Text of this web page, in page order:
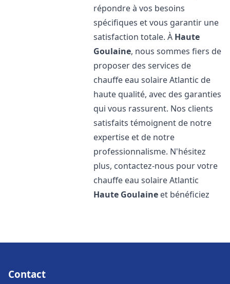
répondre à vos besoins
spécifiques et vous garantir une
satisfaction totale. À Haute
Goulaine, nous sommes fiers de
proposer des services de
chauffe eau solaire Atlantic de
haute qualité, avec des garanties
qui vous rassurent. Nos clients
satisfaits témoignent de notre
expertise et de notre
professionnalisme. N'hésitez
plus, contactez-nous pour votre
chauffe eau solaire Atlantic
Haute Goulaine et bénéficiez
Contact